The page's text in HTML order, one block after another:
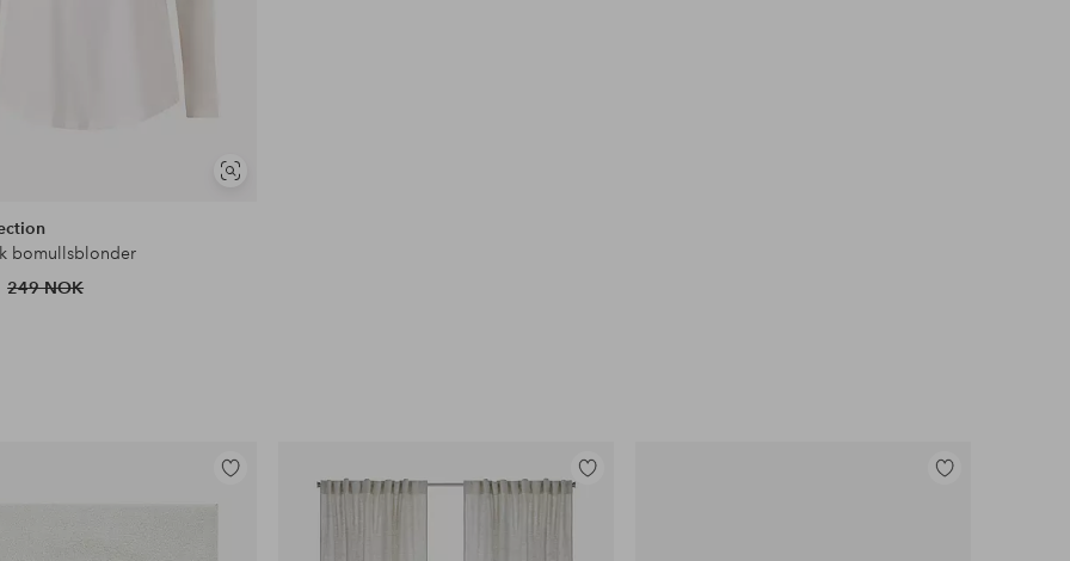
Vis
bomullsblonder
249 NOK
Legg
til
Legg
Legg